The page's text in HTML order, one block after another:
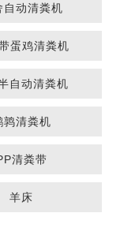
自动清粪机
蛋鸡清粪机
自动清粪机
鹑清粪机
清粪带
羊床